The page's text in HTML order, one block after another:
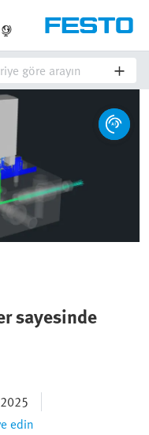
sayesinde
edin